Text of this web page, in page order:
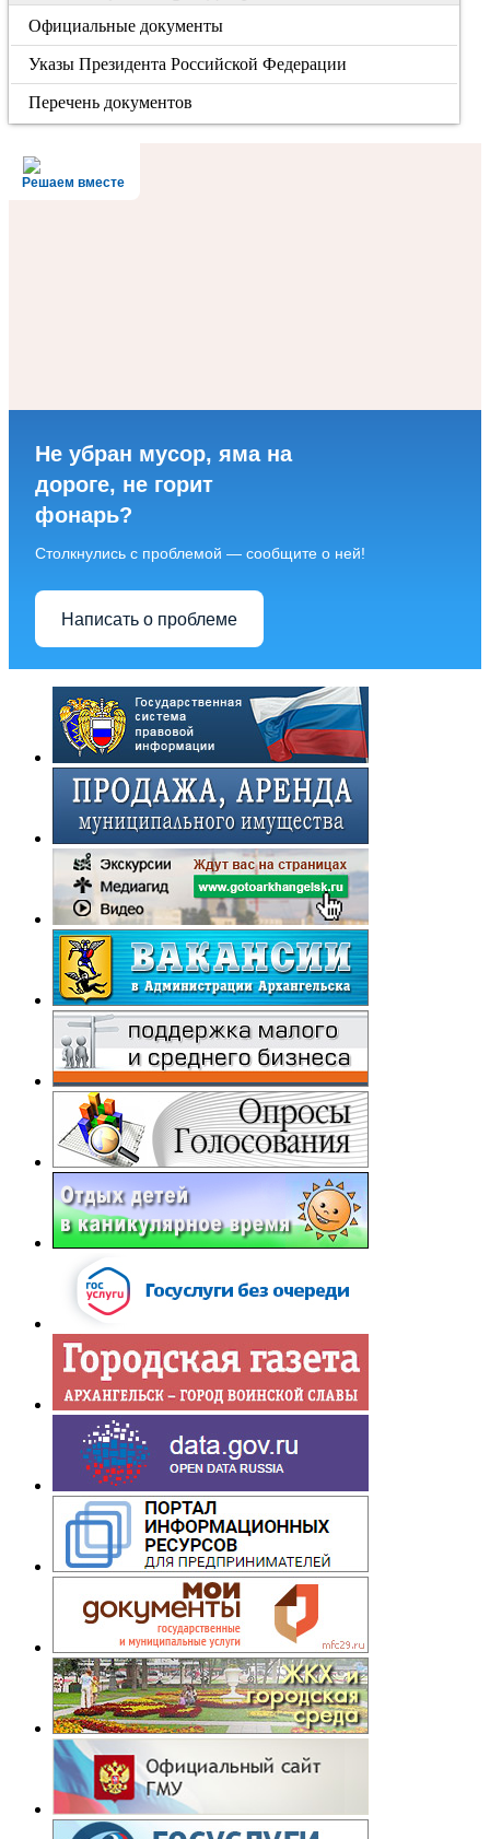
Официальные документы
Указы Президента Российской Федерации
Перечень документов
Решаем вместе
Не убран мусор, яма на
дороге, не горит
фонарь?
Столкнулись с проблемой — сообщите о ней!
Написать о проблеме